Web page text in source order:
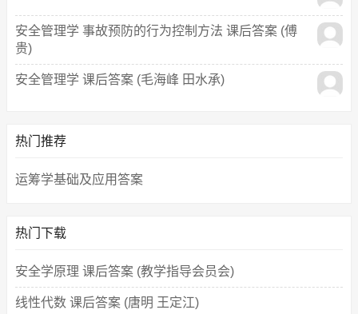
安全管理学 事故预防的行为控制方法 课后答案 (傅
贵)
安全管理学 课后答案 (毛海峰 田水承)
热门推荐
运筹学基础及应用答案
热门下载
安全学原理 课后答案 (教学指导会员会)
线性代数 课后答案 (唐明 王定江)